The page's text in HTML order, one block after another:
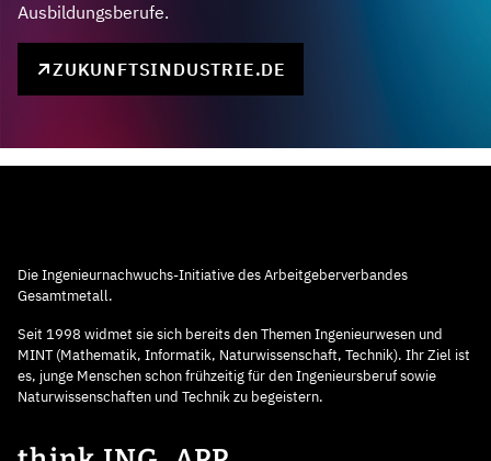
Ausbildungsberufe.
ZUKUNFTSINDUSTRIE.DE
Die Ingenieurnachwuchs-Initiative des Arbeitgeberverbandes
Gesamtmetall.
Seit 1998 widmet sie sich bereits den Themen Ingenieurwesen und
MINT (Mathematik, Informatik, Naturwissenschaft, Technik). Ihr Ziel ist
es, junge Menschen schon frühzeitig für den Ingenieursberuf sowie
Naturwissenschaften und Technik zu begeistern.